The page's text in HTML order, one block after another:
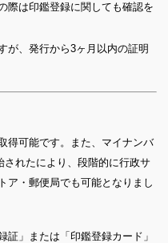
際は印鑑登録に関しても確認を
が、発行から3ヶ月以内の証明
得可能です。また、マイナンバ
されたにより、段階的に行政サ
ア・郵便局でも可能となりまし
」または「印鑑登録カード」